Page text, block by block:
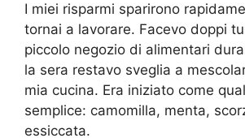
I miei risparmi sparirono
tornai a lavorare. Facevo doppi
piccolo negozio di alimentari
la sera restavo sveglia a
mia cucina. Era iniziato come
semplice: camomilla, menta,
essiccata.